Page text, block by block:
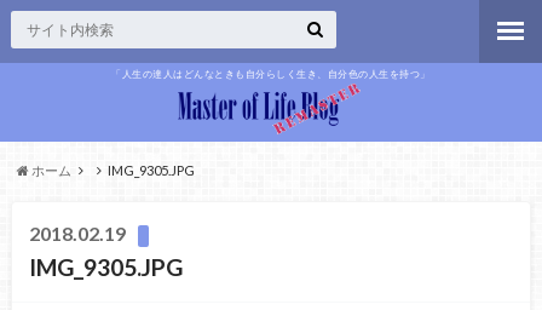
「人生の達人はどんなときも自分らしく生き、自分色の人生を持つ」
ホーム IMG_9305.JPG
2018.02.19
IMG_9305.JPG